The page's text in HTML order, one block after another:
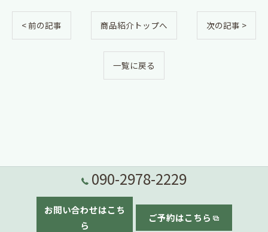
< 前の記事 商品紹介トップへ 次の記事 >
一覧に戻る
090-2978-2229
お問い合わせはこち
ら
ご予約はこちら